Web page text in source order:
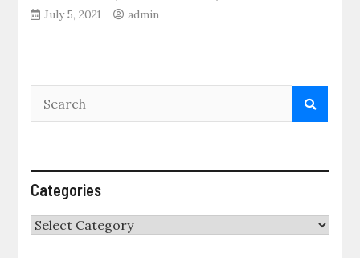
July 5, 2021 admin
Categories
Categories